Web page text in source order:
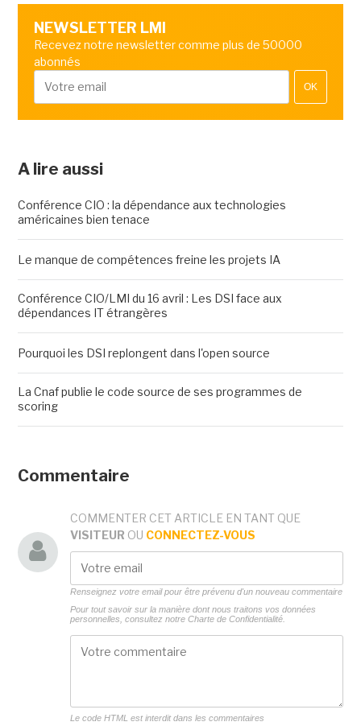
NEWSLETTER LMI
Recevez notre newsletter comme plus de 50000
abonnés
OK
A lire aussi
Conférence CIO : la dépendance aux technologies
américaines bien tenace
Le manque de compétences freine les projets IA
Conférence CIO/LMI du 16 avril : Les DSI face aux
dépendances IT étrangères
Pourquoi les DSI replongent dans l'open source
La Cnaf publie le code source de ses programmes de
scoring
Commentaire
COMMENTER CET ARTICLE EN TANT QUE
VISITEUR OU CONNECTEZ-VOUS
Renseignez votre email pour être prévenu d'un nouveau commentaire
Pour tout savoir sur la manière dont nous traitons vos données
personnelles, consultez notre Charte de Confidentialité.
Le code HTML est interdit dans les commentaires